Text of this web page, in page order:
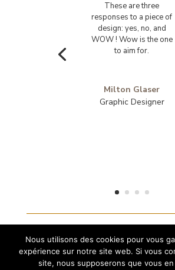
These are three
responses to a piece of
design: yes, no, and
WOW ! Wow is the one
to aim for.
Milton Glaser
Graphic Designer
Nous utilisons des cookies pour vous
expérience sur notre site web. Si vous
site, nous supposerons que vous